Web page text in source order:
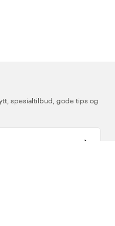
spesialtilbud, gode tips og